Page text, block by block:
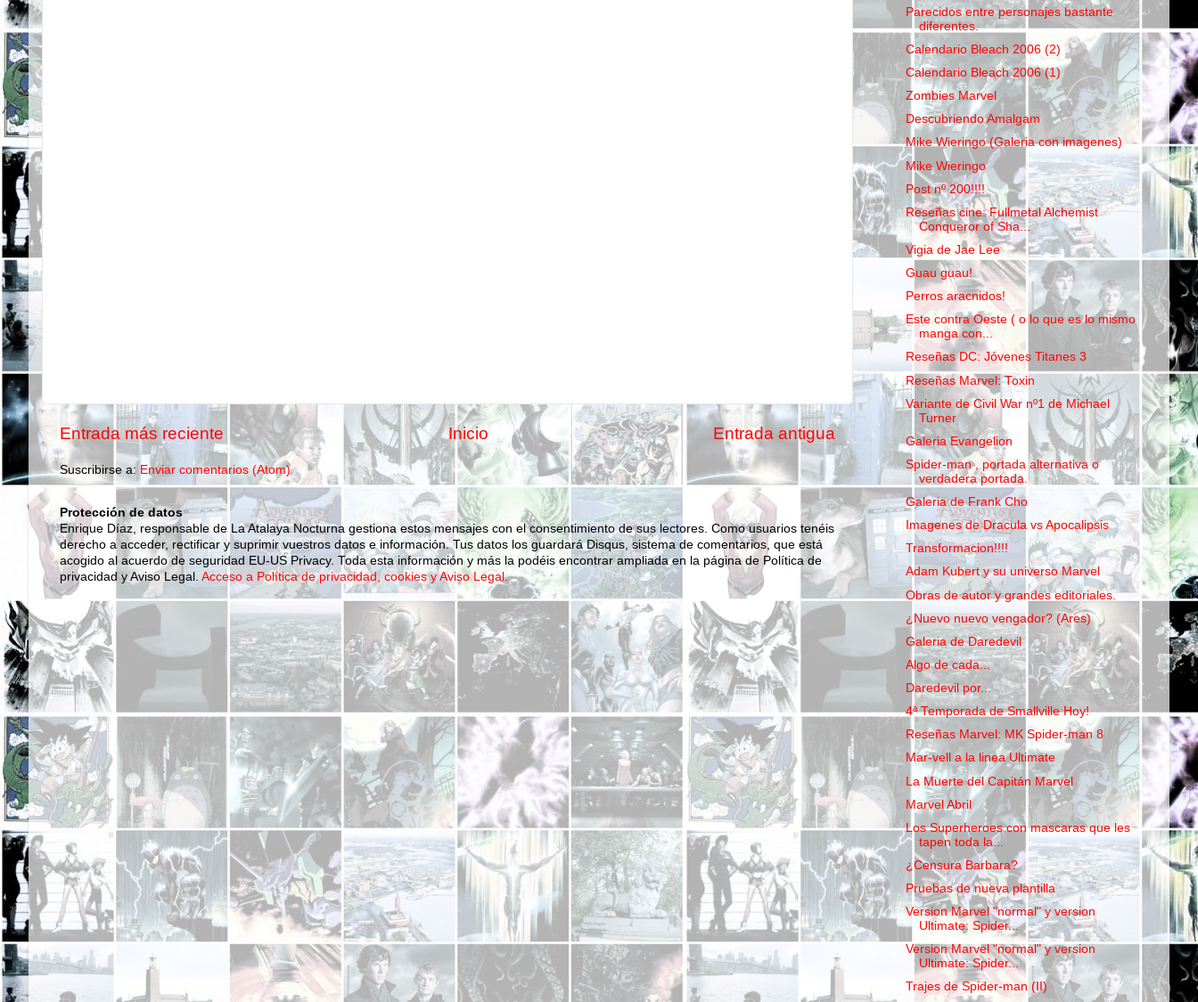
Entrada más reciente Entrada antigua
Inicio
Suscribirse a: Enviar comentarios (Atom)
Protección de datos
Enrique Díaz, responsable de La Atalaya Nocturna gestiona estos mensajes con el consentimiento de sus lectores. Como usuarios tenéis
derecho a acceder, rectificar y suprimir vuestros datos e información. Tus datos los guardará Disqus, sistema de comentarios, que está
acogido al acuerdo de seguridad EU-US Privacy. Toda esta información y más la podéis encontrar ampliada en la página de Política de
privacidad y Aviso Legal. Acceso a Política de privacidad, cookies y Aviso Legal.
Parecidos entre personajes bastante
diferentes.
Calendario Bleach 2006 (2)
Calendario Bleach 2006 (1)
Zombies Marvel
Descubriendo Amalgam
Mike Wieringo (Galeria con imagenes)
Mike Wieringo
Post nº 200!!!!
Reseñas cine: Fullmetal Alchemist
Conqueror of Sha...
Vigia de Jae Lee
Guau guau!
Perros aracnidos!
Este contra Oeste ( o lo que es lo mismo
manga con...
Reseñas DC: Jóvenes Titanes 3
Reseñas Marvel: Toxin
Variante de Civil War nº1 de Michael
Turner
Galeria Evangelion
Spider-man , portada alternativa o
verdadera portada.
Galeria de Frank Cho
Imagenes de Dracula vs Apocalipsis
Transformacion!!!!
Adam Kubert y su universo Marvel
Obras de autor y grandes editoriales.
¿Nuevo nuevo vengador? (Ares)
Galeria de Daredevil
Algo de cada...
Daredevil por...
4ª Temporada de Smallville Hoy!
Reseñas Marvel: MK Spider-man 8
Mar-vell a la linea Ultimate
La Muerte del Capitán Marvel
Marvel Abril
Los Superheroes con mascaras que les
tapen toda la...
¿Censura Barbara?
Pruebas de nueva plantilla
Version Marvel "normal" y version
Ultimate: Spider...
Version Marvel "normal" y version
Ultimate: Spider...
Trajes de Spider-man (II)